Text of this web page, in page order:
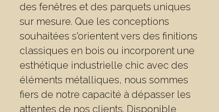
des fenêtres et des parquets uniques
sur mesure. Que les conceptions
souhaitées s'orientent vers des finitions
classiques en bois ou incorporent une
esthétique industrielle chic avec des
éléments métalliques, nous sommes
fiers de notre capacité à dépasser les
attentes de nos clients. Disponible